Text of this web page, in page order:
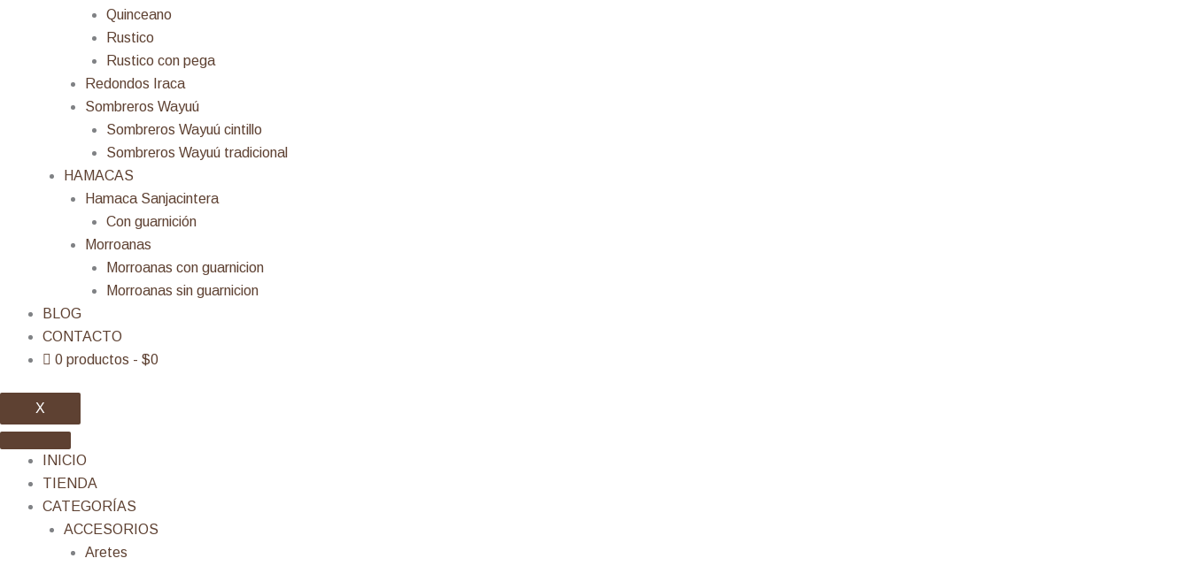
Quinceano
Rustico
Rustico con pega
Redondos Iraca
Sombreros Wayuú
Sombreros Wayuú cintillo
Sombreros Wayuú tradicional
HAMACAS
Hamaca Sanjacintera
Con guarnición
Morroanas
Morroanas con guarnicion
Morroanas sin guarnicion
BLOG
CONTACTO
0 productos
$0
X
INICIO
TIENDA
CATEGORÍAS
ACCESORIOS
Aretes